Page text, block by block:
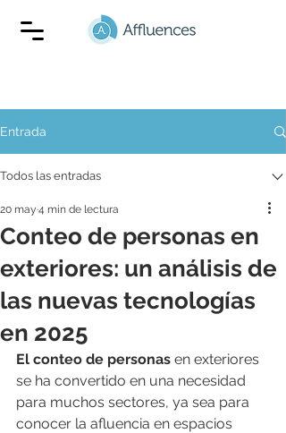
Entrada
Todos las entradas
Conteo de personas en
exteriores: un análisis de
las nuevas tecnologías
en 2025
20 may 4 min de lectura
El conteo de personas en exteriores
se ha convertido en una necesidad
para muchos sectores, ya sea para
conocer la afluencia en espacios